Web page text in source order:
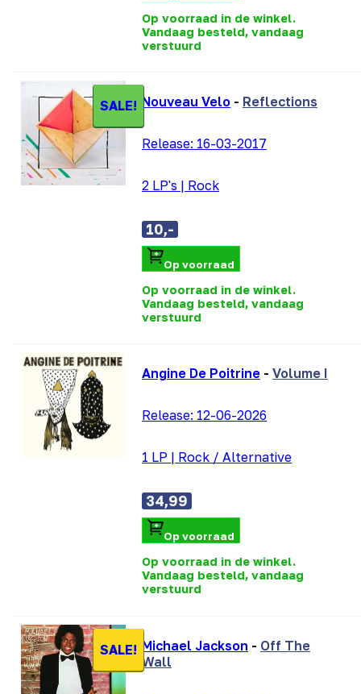
Op voorraad in de winkel.
Vandaag besteld, vandaag
verstuurd
SALE! Nouveau Velo - Reflections
Release: 16-03-2017
2 LP's | Rock
10,-
Op voorraad
Op voorraad in de winkel.
Vandaag besteld, vandaag
verstuurd
Angine De Poitrine - Volume I
Release: 12-06-2026
1 LP | Rock / Alternative
34,99
Op voorraad
Op voorraad in de winkel.
Vandaag besteld, vandaag
verstuurd
SALE! Michael Jackson - Off The
Wall